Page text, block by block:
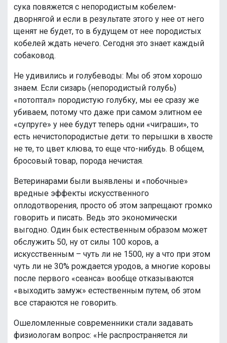
сука повяжется с непородистым кобелем-
дворнягой и если в результате этого у нее от него
щенят не будет, то в будущем от нее породистых
кобелей ждать нечего. Сегодня это знает каждый
собаковод.
Не удивились и голубеводы: Мы об этом хорошо
знаем. Если сизарь (непородистый голубь)
«потоптал» породистую голубку, мы ее сразу же
убиваем, потому что даже при самом элитном ее
«супруге» у нее будут теперь одни «чиграши», то
есть нечистопородистые дети: то перышки в хвосте
не те, то цвет клюва, то еще что-нибудь. В общем,
бросовый товар, порода нечистая.
Ветеринарами были выявлены и «побочные»
вредные эффекты искусственного
оплодотворения, просто об этом запрещают громко
говорить и писать. Ведь это экономически
выгодно. Один бык естественным образом может
обслужить 50, ну от силы 100 коров, а
искусственным – чуть ли не 1500, ну а что при этом
чуть ли не 30% рождается уродов, а многие коровы
после первого «сеанса» вообще отказываются
«выходить замуж» естественным путем, об этом
все стараются не говорить.
Ошеломленные современники стали задавать
физиологам вопрос: «Не распространяется ли